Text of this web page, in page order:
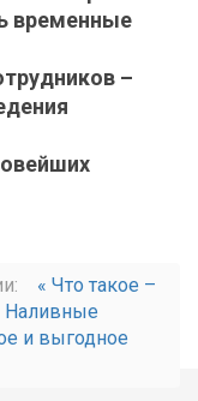
временные
–
« Что такое –
Наливные
и выгодное